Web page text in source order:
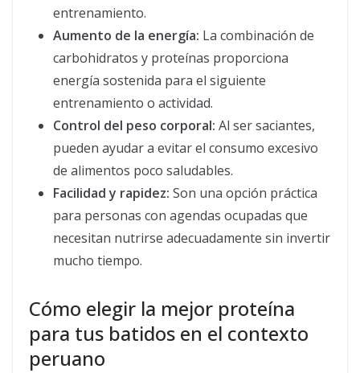
entrenamiento.
Aumento de la energía: La combinación de
carbohidratos y proteínas proporciona
energía sostenida para el siguiente
entrenamiento o actividad.
Control del peso corporal: Al ser saciantes,
pueden ayudar a evitar el consumo excesivo
de alimentos poco saludables.
Facilidad y rapidez: Son una opción práctica
para personas con agendas ocupadas que
necesitan nutrirse adecuadamente sin invertir
mucho tiempo.
Cómo elegir la mejor proteína
para tus batidos en el contexto
peruano